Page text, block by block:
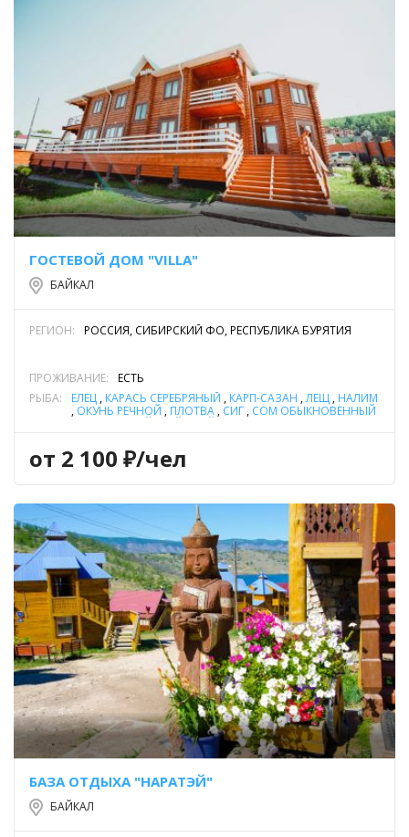
ГОСТЕВОЙ ДОМ "VILLA"
БАЙКАЛ
РЕГИОН: РОССИЯ, СИБИРСКИЙ ФО, РЕСПУБЛИКА БУРЯТИЯ
ПРОЖИВАНИЕ:
ЕСТЬ
РЫБА:
ЕЛЕЦ , КАРАСЬ СЕРЕБРЯНЫЙ , КАРП-САЗАН ,ЛЕЩ , НАЛИМ
, ОКУНЬ РЕЧНОЙ , ПЛОТВА , СИГ , СОМ ОБЫКНОВЕННЫЙ
от 2 100 ₽/чел
БАЗА ОТДЫХА "НАРАТЭЙ"
БАЙКАЛ